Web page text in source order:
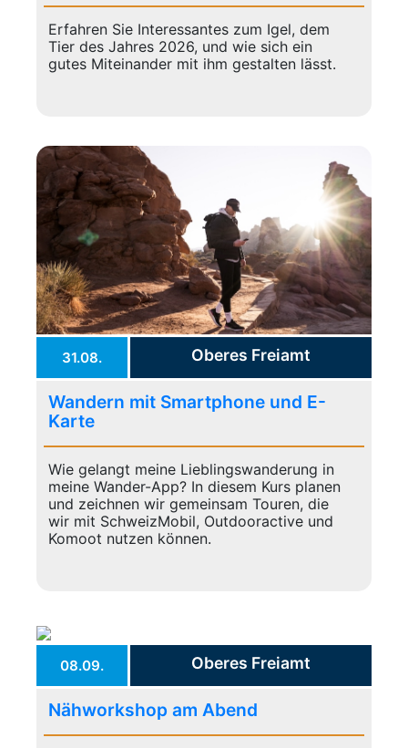
Erfahren Sie Interessantes zum Igel, dem
Tier des Jahres 2026, und wie sich ein
gutes Miteinander mit ihm gestalten lässt.
31.08. Oberes Freiamt
Wandern mit Smartphone und E-
Karte
Wie gelangt meine Lieblingswanderung in
meine Wander-App? In diesem Kurs planen
und zeichnen wir gemeinsam Touren, die
wir mit SchweizMobil, Outdooractive und
Komoot nutzen können.
08.09. Oberes Freiamt
Nähworkshop am Abend